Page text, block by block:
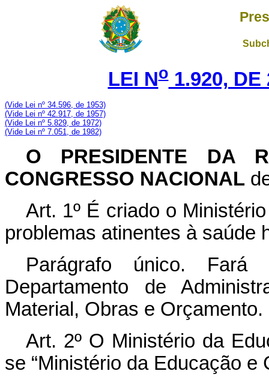
LEI No1.920, DE
(Vide Lei nº 34.596, de 1953)
(Vide Lei nº 42.917, de 1957)
(Vide Lei nº 5.829, de 1972)
(Vide Lei nº 7.051, de 1982)
O PRESIDENTE DA
CONGRESSO NACIONAL
Art. 1º É criado o
problemas atinentes à saúde
Parágrafo único.
Departamento de
Material, Obras e Orçamento.
Art. 2º O Ministério da
se “Ministério da Educação e